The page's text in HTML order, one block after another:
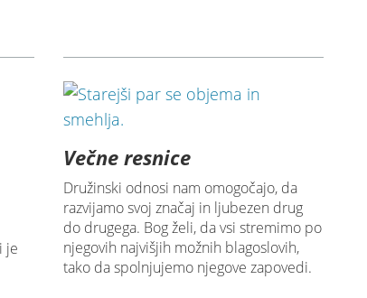
je
Večne resnice
Družinski odnosi nam omogočajo, da
razvijamo svoj značaj in ljubezen drug
do drugega. Bog želi, da vsi stremimo po
njegovih najvišjih možnih blagoslovih,
tako da spolnjujemo njegove zapovedi.